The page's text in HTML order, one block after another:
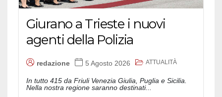
Giurano a Trieste i nuovi
agenti della Polizia
redazione 5 Agosto 2026 ATTUALITÀ
In tutto 415 da Friuli Venezia Giulia, Puglia e Sicilia.
Nella nostra regione saranno destinati...